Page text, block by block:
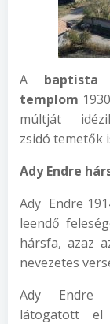
A baptista
templom
múltját
zsidó temetők
AdyEndre h
Ady Endre
leendő
hársfa, azaz
nevezetes
Ady Endre
látogatott el